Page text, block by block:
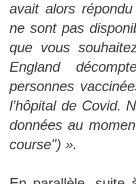
avait alors
ne sont pas
que vous
England
personnes
l’hôpital de Covid.
données au
course") ».